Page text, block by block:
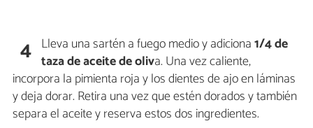
4 Lleva una sartén a fuego medio y adiciona1/4 de
taza de aceite de oliva. Una vez caliente,
incorpora la pimienta roja y los dientes de ajo en láminas
y deja dorar. Retira una vez que estén dorados y también
separa el aceite y reserva estos dos ingredientes.